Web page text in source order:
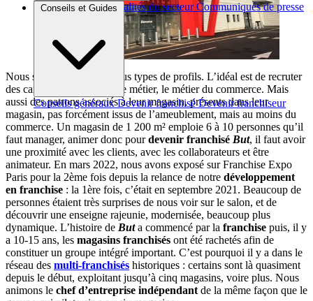
Brèves et actus Actualités du secteur Communiqués de presse
Conseils et Guides
Conseils généraux Devenir franchisé Devenir franchiseur
Nous sommes ouverts à tous types de profils. L’idéal est de recruter
des candidats issus de notre métier, le métier du commerce. Mais
aussi des patrons associés à leur magasin, présents dans leur
magasin, pas forcément issus de l’ameublement, mais au moins du
commerce. Un magasin de 1 200 m² emploie 6 à 10 personnes qu’il
faut manager, animer donc pourdevenir franchisé But, il faut avoir
une proximité avec les clients, avec les collaborateurs et être
animateur. En mars 2022, nous avons exposé sur Franchise Expo
Paris pour la 2ème fois depuis la relance de notre développement
en franchise : la 1ère fois, c’était en septembre 2021. Beaucoup de
personnes étaient très surprises de nous voir sur le salon, et de
découvrir une enseigne rajeunie, modernisée, beaucoup plus
dynamique. L’histoire de Buta commencé par la franchise puis, il y
a 10-15 ans, les magasins franchisés ont été rachetés afin de
constituer un groupe intégré important. C’est pourquoi il y a dans le
réseau des multi-franchisés historiques : certains sont là quasiment
depuis le début, exploitant jusqu’à cinq magasins, voire plus. Nous
animons le chef d’entreprise indépendant de la même façon que le